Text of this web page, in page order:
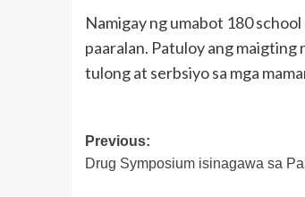
Namigay ng umabot 180
paaralan. Patuloy ang maigting
tulong at serbsiyo sa mga
Post
navigation
Previous:
Drug Symposium isinagawa sa